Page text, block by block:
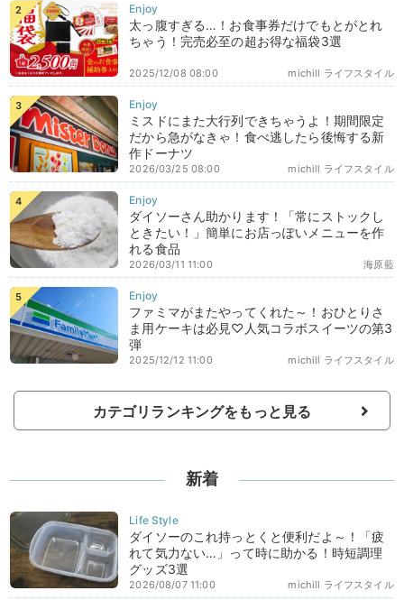
太っ腹すぎる…！お食事券だけでもとがとれ
ちゃう！完売必至の超お得な福袋3選
michill ライフスタイル
2025/12/08 08:00
ミスドにまた大行列できちゃうよ！期間限定
だから急がなきゃ！食べ逃したら後悔する新
作ドーナツ
michill ライフスタイル
2026/03/25 08:00
ダイソーさん助かります！「常にストックし
ときたい！」簡単にお店っぽいメニューを作
れる食品
海原藍
2026/03/11 11:00
ファミマがまたやってくれた～！おひとりさ
ま用ケーキは必見♡人気コラボスイーツの第3
弾
michill ライフスタイル
2025/12/12 11:00
カテゴリランキングをもっと見る
新着
ダイソーのこれ持っとくと便利だよ～！「疲
れて気力ない…」って時に助かる！時短調理
グッズ3選
michill ライフスタイル
2026/08/07 11:00